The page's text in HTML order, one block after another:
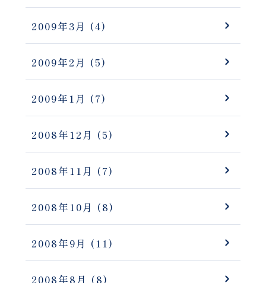
2009年3月 (4)
2009年2月 (5)
2009年1月 (7)
2008年12月 (5)
2008年11月 (7)
2008年10月 (8)
2008年9月 (11)
2008年8月 (8)